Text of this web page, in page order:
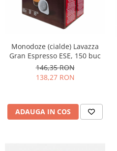
Monodoze (cialde) Lavazza
Gran Espresso ESE, 150 buc
146,35 RON
138,27 RON
ADAUGA IN COS